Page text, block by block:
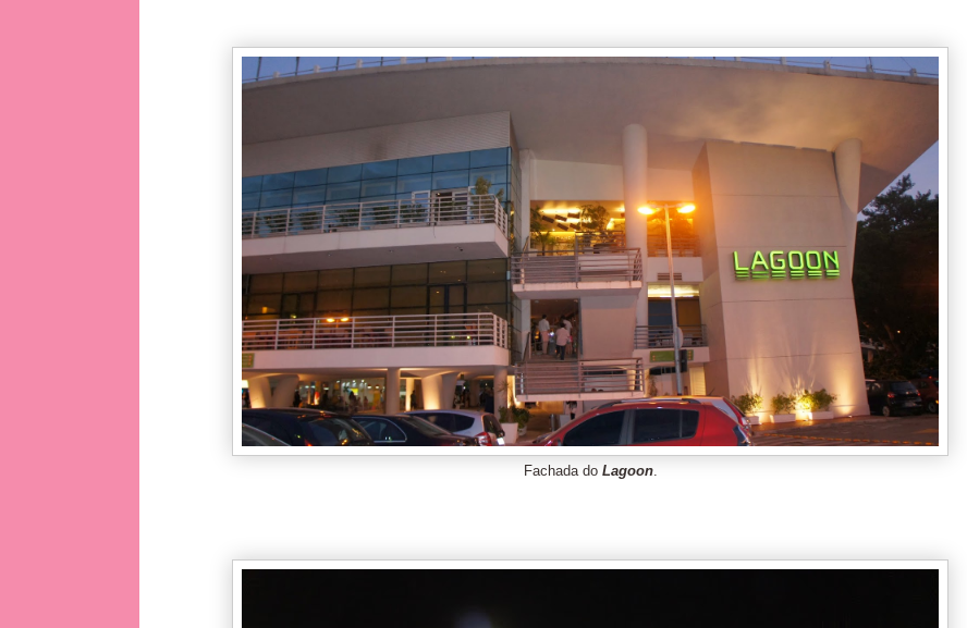
Fachada do Lagoon.